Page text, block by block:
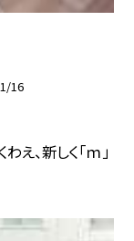
16
え、新しく「ｍ」